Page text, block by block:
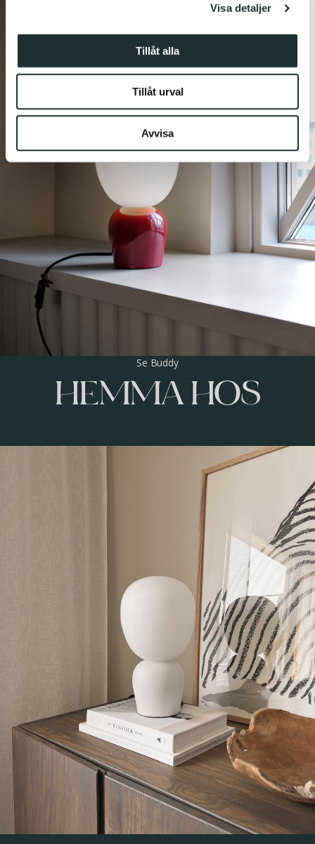
vidarebefordrar även sådana identifierare och annan
information som du har tillhandahållit eller som de har
samlat in när du har använt deras tjänster.
Visa detaljer
Tillåt alla
Tillåt urval
Avvisa
Se Buddy
HEMMA HOS